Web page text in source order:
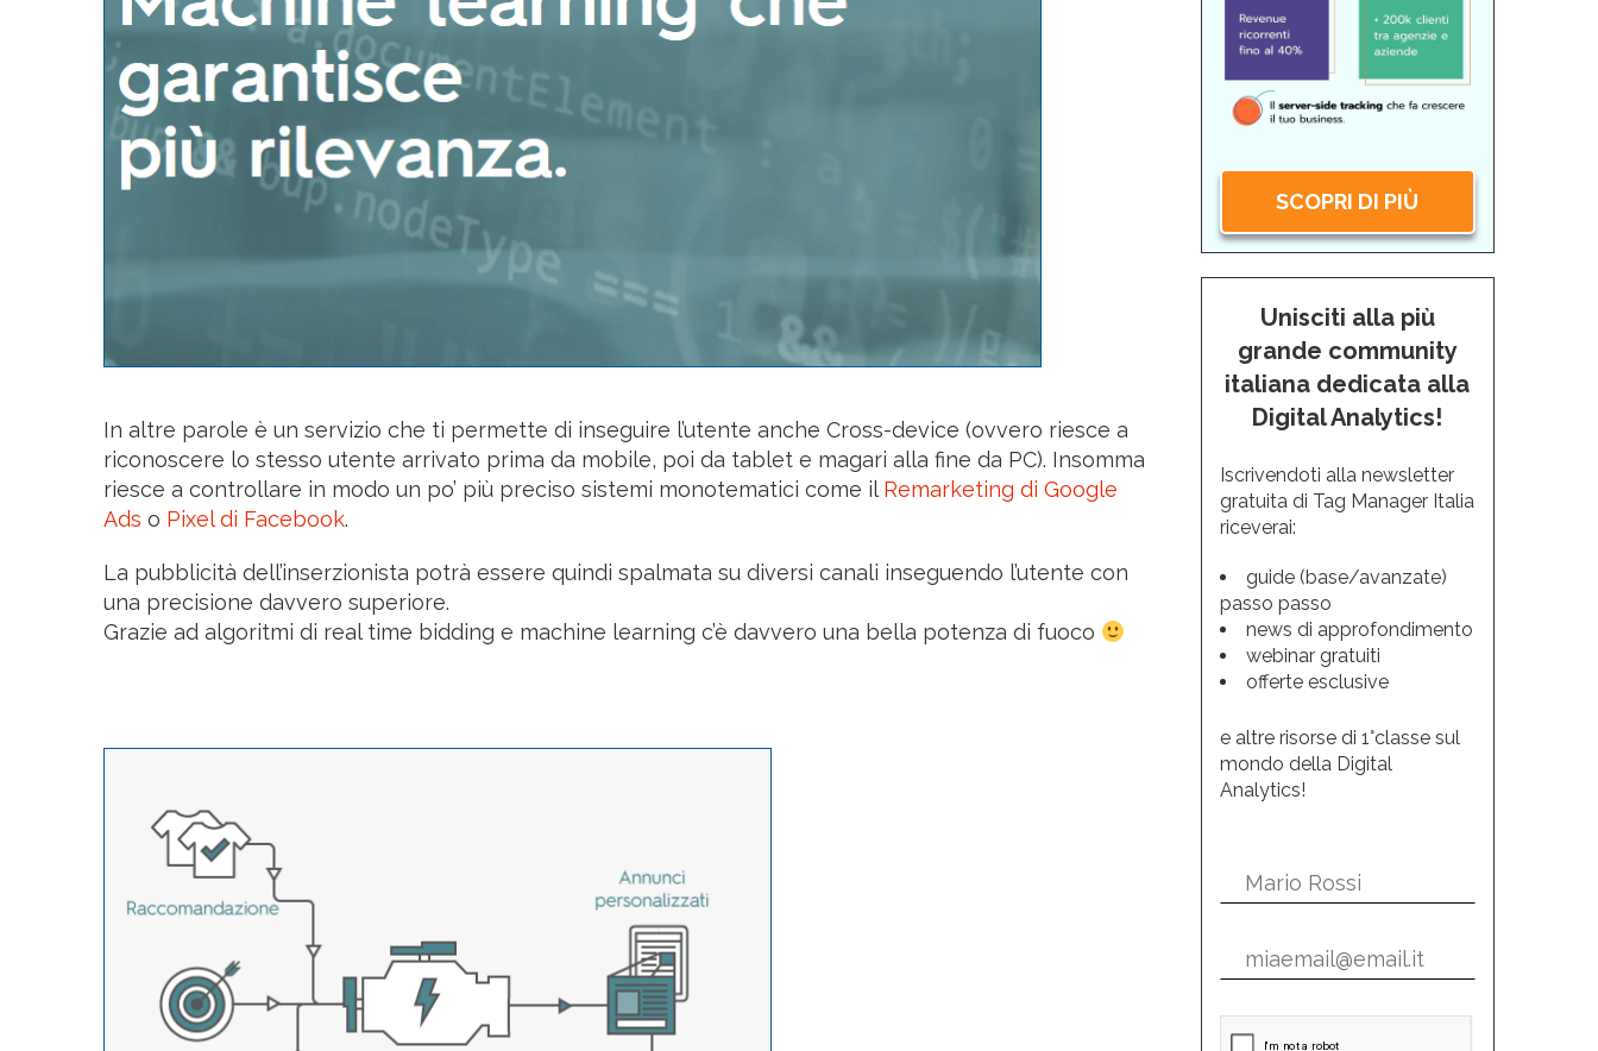
In altre parole è un servizio che ti permette di inseguire l’utente anche Cross-device (ovvero riesce a
riconoscere lo stesso utente arrivato prima da mobile, poi da tablet e magari alla fine da PC). Insomma
riesce a controllare in modo un po’ più preciso sistemi monotematici come ilRemarketing di Google
Ads o Pixel di Facebook.
La pubblicità dell’inserzionista potrà essere quindi spalmata su diversi canali inseguendo l’utente con
una precisione davvero superiore.
Grazie ad algoritmi di real time bidding e machine learning c’è davvero una bella potenza di fuoco
SCOPRI DI PIÙ
Unisciti alla più
grande community
italiana dedicata alla
Digital Analytics!
Iscrivendoti alla newsletter
gratuita di Tag Manager Italia
riceverai:
guide (base/avanzate)
passo passo
news di approfondimento
webinar gratuiti
offerte esclusive
e altre risorse di 1°classe sul
mondo della Digital
Analytics!